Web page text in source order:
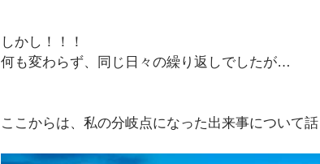
しかし！！！
何も変わらず、同じ日々の繰り返しでしたが…
ここからは、私の分岐点になった出来事について話